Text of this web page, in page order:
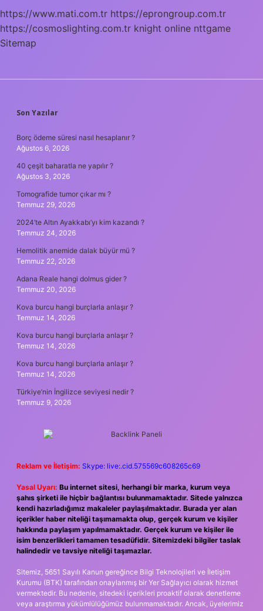
https://www.mati.com.tr https://eprongroup.com.tr
https://cosmoslighting.com.tr knight online nttgame
Sitemap
SIDEBAR
Son Yazılar
Borç ödeme süresi nasıl hesaplanır ?
Ağustos 6, 2026
40 çeşit baharatla ne yapılır ?
Ağustos 3, 2026
Tomografide tumor çıkar mı ?
Temmuz 29, 2026
2024’te Altın Ayakkabı’yı kim kazandı ?
Temmuz 24, 2026
Hemolitik anemide dalak büyür mü ?
Temmuz 22, 2026
Adana Reale hangi dolmus gider ?
Temmuz 20, 2026
Kova burcu hangi burçlarla anlaşır ?
Temmuz 14, 2026
Kova burcu hangi burçlarla anlaşır ?
Temmuz 14, 2026
Kova burcu hangi burçlarla anlaşır ?
Temmuz 14, 2026
Türkiye’nin İngilizce seviyesi nedir ?
Temmuz 9, 2026
Reklam ve İletişim: Skype: live:.cid.575569c608265c69
Yasal Uyarı: Bu internet sitesi, herhangi bir marka, kurum veya
şahıs şirketi ile hiçbir bağlantısı bulunmamaktadır. Sitede yalnızca
kendi hazırladığımız makaleler paylaşılmaktadır. Burada yer alan
içerikler haber niteliği taşımamakta olup, gerçek kurum ve kişiler
hakkında paylaşım yapılmamaktadır. Gerçek kurum ve kişiler ile
isim benzerlikleri tamamen tesadüfidir. Sitemizdeki bilgiler taslak
halindedir ve tavsiye niteliği taşımazlar.
Sitemiz, 5651 Sayılı Kanun gereğince Bilgi Teknolojileri ve İletişim
Kurumu (BTK) tarafından onaylanmış bir Yer Sağlayıcı olarak hizmet
vermektedir. Bu nedenle, sitedeki içerikleri proaktif olarak denetleme
veya araştırma yükümlülüğümüz bulunmamaktadır. Ancak, üyelerimiz